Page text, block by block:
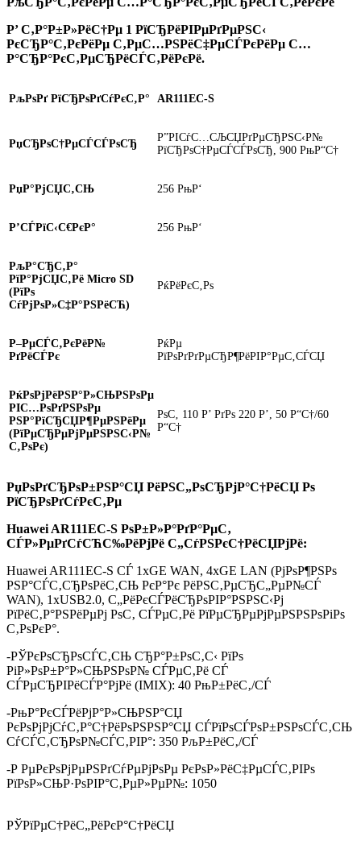
Р’ С‚Р°Р±Р»РёС†Рµ 1 РїСЂРёРІРµРґРµРЅС‹
РєСЂР°С‚РєРёРµ С‚РµС…РЅРёС‡РµСЃРєРёРµ С…
Р°СЂР°РєС‚РµСЂРёСЃС‚РёРєРё.
РљРѕРґ РїСЂРѕРґСѓРєС‚Р° AR111EC-S
РџСЂРѕС†РµСЃСЃРѕСЂ
Р”РІСѓС…СЉСЏРґРµСЂРЅС‹Р№
РїСЂРѕС†РµСЃСЃРѕСЂ, 900 РњР“С†
РџР°РјСЏС‚СЊ 256 РњР‘
Р’СЃРїС‹С€РєР° 256 РњР‘
РљР°СЂС‚Р°
РїР°РјСЏС‚Рё Micro SD
(РїРѕ
СѓРјРѕР»С‡Р°РЅРёСЋ)
РќРёРєС‚Рѕ
Р–РµСЃС‚РєРёР№
РґРёСЃРє
РќРµ
РїРѕРґРґРµСЂР¶РёРІР°РµС‚СЃСЏ
РќРѕРјРёРЅР°Р»СЊРЅРѕРµ
РІС…РѕРґРЅРѕРµ
РЅР°РїСЂСЏР¶РµРЅРёРµ
(РїРµСЂРµРјРµРЅРЅС‹Р№
С‚РѕРє)
РѕС‚ 110 Р’ РґРѕ 220 Р’, 50 Р“С†/60
Р“С†
РџРѕРґСЂРѕР±РЅР°СЏ РёРЅС„РѕСЂРјР°С†РёСЏ Рѕ
РїСЂРѕРґСѓРєС‚Рµ
Huawei AR111EC-S РѕР±Р»Р°РґР°РµС‚
СЃР»РµРґСѓСЋС‰РёРјРё С„СѓРЅРєС†РёСЏРјРё:
Huawei AR111EC-S СЃ 1xGE WAN, 4xGE LAN (РјРѕР¶РЅРѕ
РЅР°СЃС‚СЂРѕРёС‚СЊ РєР°Рє РёРЅС‚РµСЂС„РµР№СЃ
WAN), 1xUSB2.0, С„РёРєСЃРёСЂРѕРІР°РЅРЅС‹Рј
РїРёС‚Р°РЅРёРµРј РѕС‚ СЃРµС‚Рё РїРµСЂРµРјРµРЅРЅРѕРіРѕ
С‚РѕРєР°.
-РЎРєРѕСЂРѕСЃС‚СЊ СЂР°Р±РѕС‚С‹ РїРѕ
РіР»РѕР±Р°Р»СЊРЅРѕР№ СЃРµС‚Рё СЃ
СЃРµСЂРІРёСЃР°РјРё (IMIX): 40 РњР±РёС‚/СЃ
-РњР°РєСЃРёРјР°Р»СЊРЅР°СЏ
РєРѕРјРјСѓС‚Р°С†РёРѕРЅРЅР°СЏ СЃРїРѕСЃРѕР±РЅРѕСЃС‚СЊ
СѓСЃС‚СЂРѕР№СЃС‚РІР°: 350 РљР±РёС‚/СЃ
-Р РµРєРѕРјРµРЅРґСѓРµРјРѕРµ РєРѕР»РёС‡РµСЃС‚РІРѕ
РїРѕР»СЊР·РѕРІР°С‚РµР»РµР№: 1050
РЎРїРµС†РёС„РёРєР°С†РёСЏ